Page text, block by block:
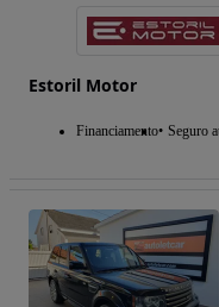
Estoril Motor
Financiamento Seguro